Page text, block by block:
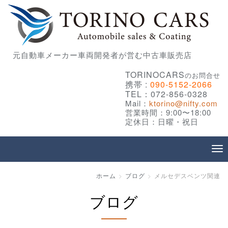
元自動車メーカー車両開発者が営む中古車販売店
TORINOCARSのお問合せ
携帯 : 090-5152-2066
TEL：072-856-0328
Mail： ktorino@nifty.com
営業時間：9:00〜18:00
定休日：日曜・祝日
ホーム ブログ メルセデスベンツ関連
ブログ